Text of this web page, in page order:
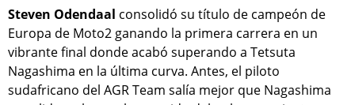
Steven Odendaal consolidó su título de campeón de
Europa de Moto2 ganando la primera carrera en un
vibrante final donde acabó superando a Tetsuta
Nagashima en la última curva. Antes, el piloto
sudafricano del AGR Team salía mejor que Nagashima